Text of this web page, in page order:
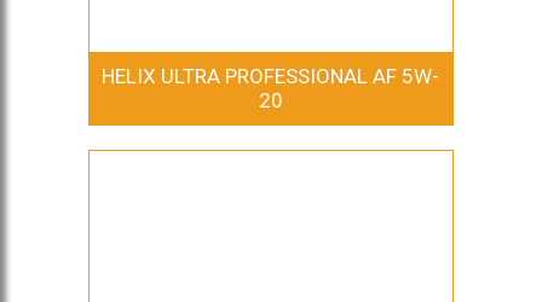
HELIX ULTRA PROFESSIONAL AF 5W-
20